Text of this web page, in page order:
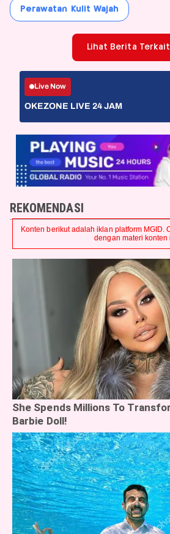
Perawatan Kulit Wajah
Lihat Berita Terkait
Live Now
OKEZONE LIVE 24 JAM